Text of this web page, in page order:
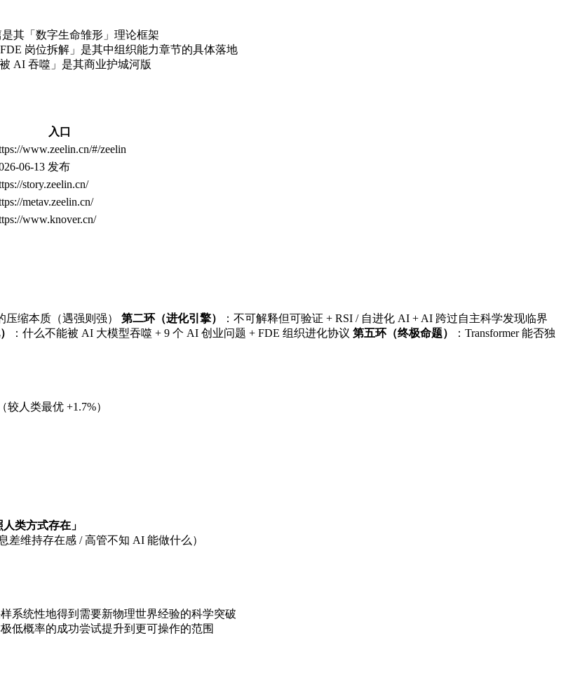
其「数字生命雏形」理论框架
岗位拆解」是其中组织能力章节的具体落地
AI 吞噬」是其商业护城河版
入口
www.zeelin.cn/#/zeelin
06-13 发布
story.zeelin.cn/
metav.zeelin.cn/
www.knover.cn/
压缩本质（遇强则强） 第二环（进化引擎）
：不可解释但可验证 + RSI / 自进化 AI + AI 跨过自主科学发现临界
：什么不能被 AI 大模型吞噬 + 9 个 AI 创业问题 + FDE 组织进化协议 第五环（终极命题）
：Transformer 能否独
较人类最优 +1.7%）
类方式存在」
差维持存在感 / 高管不知 AI 能做什么）
系统性地得到需要新物理世界经验的科学突破
低概率的成功尝试提升到更可操作的范围